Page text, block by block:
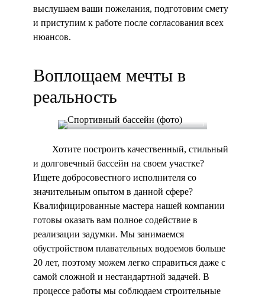
выслушаем ваши пожелания, подготовим смету
и приступим к работе после согласования всех
нюансов.
Воплощаем мечты в
реальность
Хотите построить качественный, стильный
и долговечный бассейн на своем участке?
Ищете добросовестного исполнителя со
значительным опытом в данной сфере?
Квалифицированные мастера нашей компании
готовы оказать вам полное содействие в
реализации задумки. Мы занимаемся
обустройством плавательных водоемов больше
20 лет, поэтому можем легко справиться даже с
самой сложной и нестандартной задачей. В
процессе работы мы соблюдаем строительные